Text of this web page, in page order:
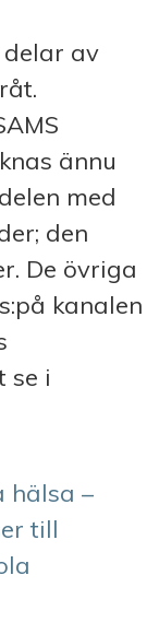
delar av
ännu
med
den
De övriga
kanalen
se i
hälsa –
till